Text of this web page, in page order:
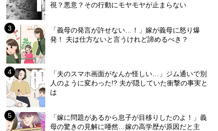
視？悪意？その行動にモヤモヤが止まらない
「義母の発言が許せない…！」嫁が義母に怒り爆
発！ 夫は仕方ないと言うけれど諦めるべき？
「夫のスマホ画面がなんか怪しい…」ジム通いで別
人のように変わった!? 夫が隠していた衝撃の事実と
は
「嫁に問題があるから息子が目移りしたのよ！」義
母の驚きの見解に唖然…嫁の高学歴が原因だと主